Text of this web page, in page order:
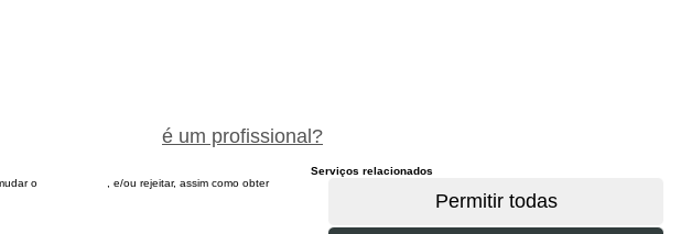
é um profissional?
o
, e/ou rejeitar, assim como obter
Serviços relacionados